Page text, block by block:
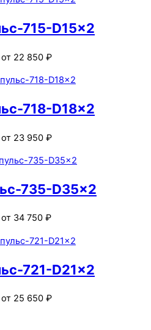
715-D15x2
от 22 850 ₽
718-D18x2
от 23 950 ₽
735-D35x2
от 34 750 ₽
721-D21x2
от 25 650 ₽